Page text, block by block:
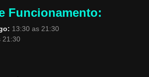
Funcionamento:
13:30 as 21:30
21:30